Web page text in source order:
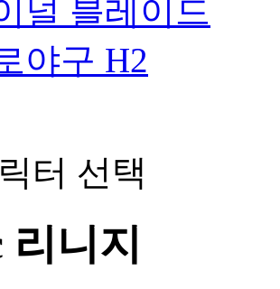
널 블레이드
야구 H2
터 선택
리니지